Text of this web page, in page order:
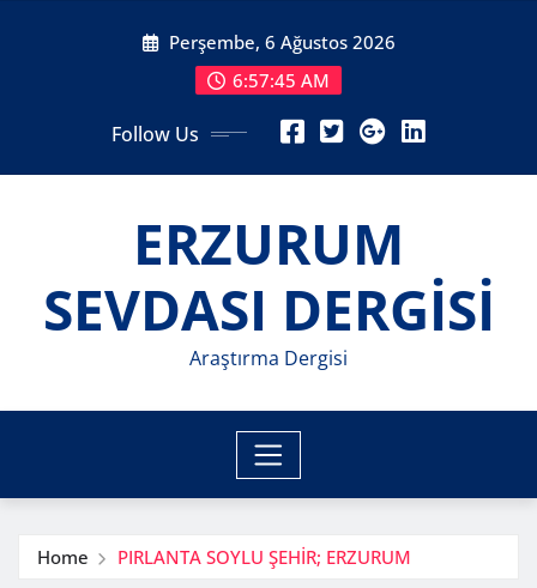
Perşembe, 6 Ağustos 2026
6:57:46 AM
Follow Us
ERZURUM
SEVDASI DERGİSİ
Araştırma Dergisi
Home PIRLANTA SOYLU ŞEHİR; ERZURUM